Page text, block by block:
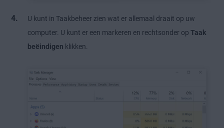
U kunt in Taakbeheer zien wat er allemaal draait op uw
computer. U kunt er een markeren en rechtsonder op Taak
beëindigen klikken.